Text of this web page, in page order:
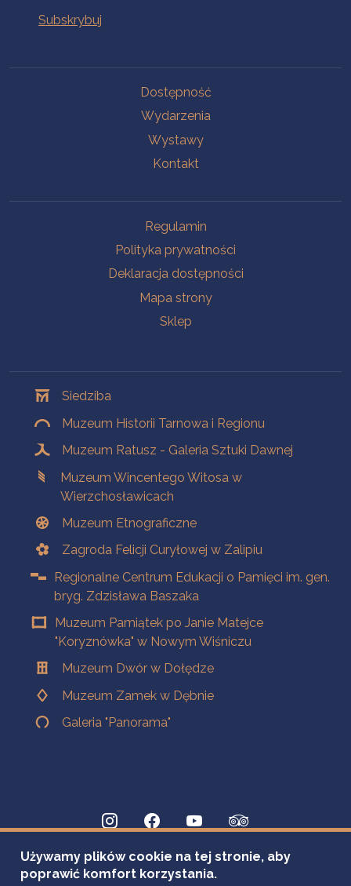
Dostępność
Wydarzenia
Wystawy
Kontakt
Regulamin
Polityka prywatności
Deklaracja dostępności
Mapa strony
Sklep
Siedziba
Muzeum Historii Tarnowa i Regionu
Muzeum Ratusz - Galeria Sztuki Dawnej
Muzeum Wincentego Witosa w
Wierzchosławicach
Muzeum Etnograficzne
Zagroda Felicji Curyłowej w Zalipiu
Regionalne Centrum Edukacji o Pamięci im. gen.
bryg. Zdzisława Baszaka
Muzeum Pamiątek po Janie Matejce
"Koryznówka" w Nowym Wiśniczu
Muzeum Dwór w Dołędze
Muzeum Zamek w Dębnie
Galeria "Panorama"
Używamy plików cookie na tej stronie, aby
poprawić komfort korzystania.